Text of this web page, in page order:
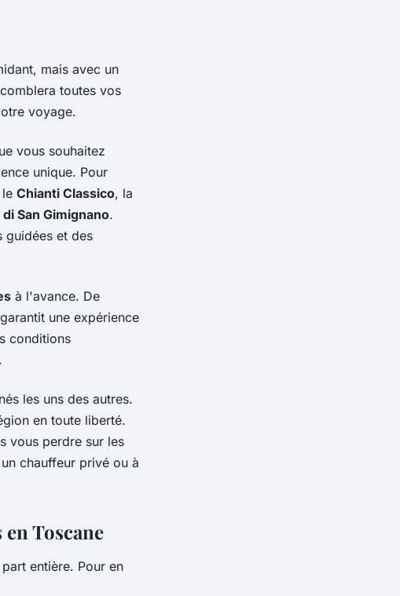
mais avec un
toutes vos
voyage.
vous souhaitez
unique. Pour
Chianti Classico, la
San Gimignano.
guidées et des
à l'avance. De
une expérience
conditions
les uns des autres.
en toute liberté.
vous perdre sur les
chauffeur privé ou à
Toscane
entière. Pour en